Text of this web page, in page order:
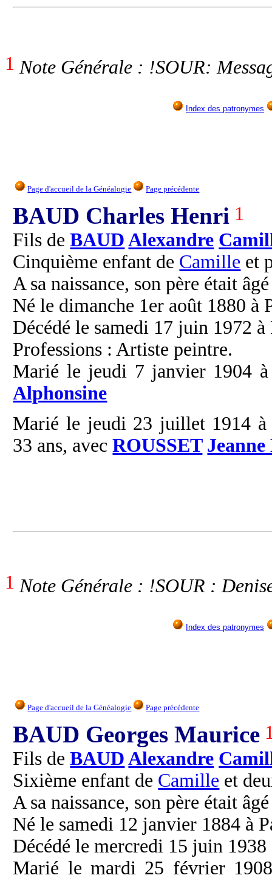
1 Note Générale : !SOUR:
Index des patronymes
Page d'accueil de la Généalogie Page précédente
BAUD Charles Henri 1
Fils deBAUD Alexandre
Cinquième enfant de Camille et
A sa naissance, son père était
Né le dimanche 1er août 1880 à
Décédé le samedi 17 juin 1972
Professions : Artiste peintre.
Marié le jeudi 7 janvier 1904
Alphonsine
Marié le jeudi 23 juillet 1914 à
33 ans, avecROUSSET
1 Note Générale : !SOUR :
Index des patronymes
Page d'accueil de la Généalogie Page précédente
BAUD Georges Maurice
Fils deBAUD Alexandre
Sixième enfant de Camille et
A sa naissance, son père était
Né le samedi 12 janvier 1884 à
Décédé le mercredi 15 juin 1938
Marié le mardi 25 février